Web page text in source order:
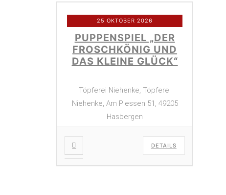
25 OKTOBER 2026
PUPPENSPIEL „DER
FROSCHKÖNIG UND
DAS KLEINE GLÜCK“
Töpferei Niehenke, Töpferei
Niehenke, Am Plessen 51, 49205
Hasbergen
DETAILS